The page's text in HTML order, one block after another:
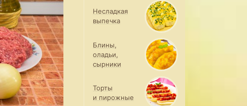
Несладкая
выпечка
Блины,
оладьи,
сырники
Торты
и пирожные